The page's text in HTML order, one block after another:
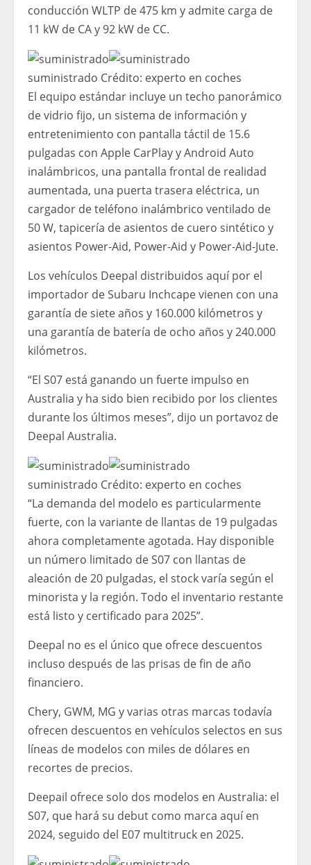
conducción WLTP de 475 km y admite carga de
11 kW de CA y 92 kW de CC.
suministrado Crédito: experto en coches
El equipo estándar incluye un techo panorámico
de vidrio fijo, un sistema de información y
entretenimiento con pantalla táctil de 15.6
pulgadas con Apple CarPlay y Android Auto
inalámbricos, una pantalla frontal de realidad
aumentada, una puerta trasera eléctrica, un
cargador de teléfono inalámbrico ventilado de
50 W, tapicería de asientos de cuero sintético y
asientos Power-Aid, Power-Aid y Power-Aid-Jute.
Los vehículos Deepal distribuidos aquí por el
importador de Subaru Inchcape vienen con una
garantía de siete años y 160.000 kilómetros y
una garantía de batería de ocho años y 240.000
kilómetros.
“El S07 está ganando un fuerte impulso en
Australia y ha sido bien recibido por los clientes
durante los últimos meses”, dijo un portavoz de
Deepal Australia.
suministrado Crédito: experto en coches
“La demanda del modelo es particularmente
fuerte, con la variante de llantas de 19 pulgadas
ahora completamente agotada. Hay disponible
un número limitado de S07 con llantas de
aleación de 20 pulgadas, el stock varía según el
minorista y la región. Todo el inventario restante
está listo y certificado para 2025”.
Deepal no es el único que ofrece descuentos
incluso después de las prisas de fin de año
financiero.
Chery, GWM, MG y varias otras marcas todavía
ofrecen descuentos en vehículos selectos en sus
líneas de modelos con miles de dólares en
recortes de precios.
Deepail ofrece solo dos modelos en Australia: el
S07, que hará su debut como marca aquí en
2024, seguido del E07 multitruck en 2025.